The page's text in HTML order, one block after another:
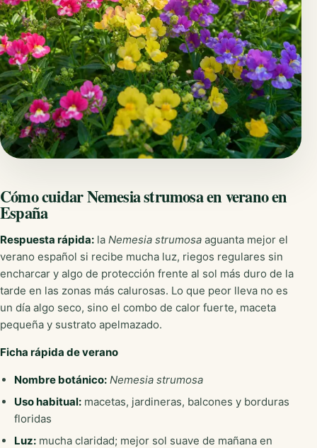
Cómo cuidar Nemesia strumosa en verano en
España
Respuesta rápida: la Nemesia strumosa aguanta mejor el
verano español si recibe mucha luz, riegos regulares sin
encharcar y algo de protección frente al sol más duro de la
tarde en las zonas más calurosas. Lo que peor lleva no es
un día algo seco, sino el combo de calor fuerte, maceta
pequeña y sustrato apelmazado.
Ficha rápida de verano
Nombre botánico: Nemesia strumosa
Uso habitual:macetas, jardineras, balcones y borduras
floridas
Luz:mucha claridad; mejor sol suave de mañana en